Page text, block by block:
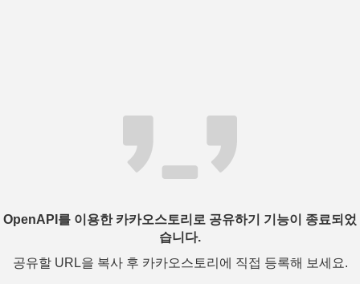
OpenAPI를 이용한 카카오스토리로 공유하기 기능이 종료되었
습니다.
공유할 URL을 복사 후 카카오스토리에 직접 등록해 보세요.